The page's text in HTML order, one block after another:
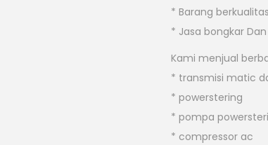
* Barang
* Jasa bongkar
Kami menjual
* transmisi matic
* powerstering
* pompa
* compressor ac